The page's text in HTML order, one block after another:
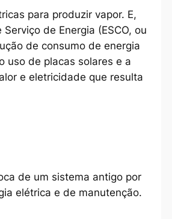
para produzir vapor. E,
de Energia (ESCO, ou
de consumo de energia
uso de placas solares e a
e eletricidade que resulta
de um sistema antigo por
elétrica e de manutenção.